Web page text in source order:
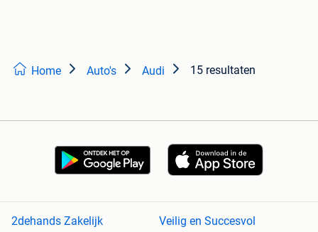
Home Auto's Audi 15 resultaten
2dehands Zakelijk Veilig en Succesvol